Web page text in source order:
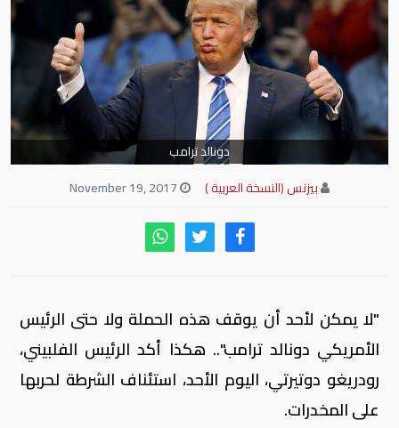
دونالد ترامب
بيزنس (النسخة العربية )
"لا يمكن لأحد أن يوقف هذه الحملة ولا حتى الرئيس
الأمريكي دونالد ترامب".. هكذا أكد الرئيس الفلبيني،
رودريغو دوتيرتي، اليوم الأحد، استئناف الشرطة لحربها
على المخدرات.